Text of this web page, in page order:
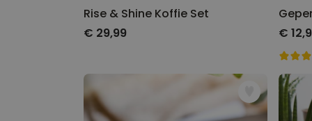
Rise & Shine Koffie Set
€ 29,99
€